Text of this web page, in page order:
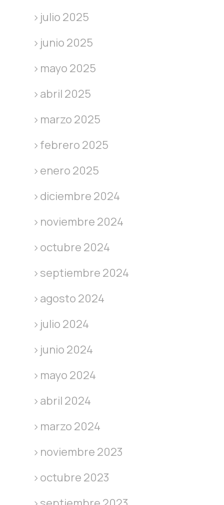
julio 2025
junio 2025
mayo 2025
abril 2025
marzo 2025
febrero 2025
enero 2025
diciembre 2024
noviembre 2024
octubre 2024
septiembre 2024
agosto 2024
julio 2024
junio 2024
mayo 2024
abril 2024
marzo 2024
noviembre 2023
octubre 2023